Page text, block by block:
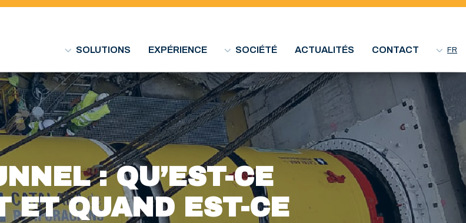
SOLUTIONS EXPÉRIENCE SOCIÉTÉ ACTUALITÉS CONTACT FR
: QU’EST-CE
ET QUAND EST-CE